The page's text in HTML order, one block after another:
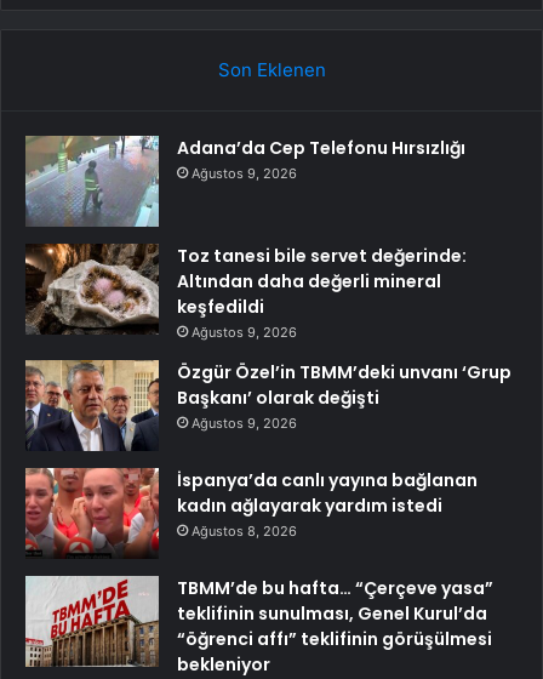
Son Eklenen
Adana’da Cep Telefonu Hırsızlığı
Ağustos 9, 2026
Toz tanesi bile servet değerinde:
Altından daha değerli mineral
keşfedildi
Ağustos 9, 2026
Özgür Özel’in TBMM’deki unvanı ‘Grup
Başkanı’ olarak değişti
Ağustos 9, 2026
İspanya’da canlı yayına bağlanan
kadın ağlayarak yardım istedi
Ağustos 8, 2026
TBMM’de bu hafta… “Çerçeve yasa”
teklifinin sunulması, Genel Kurul’da
“öğrenci affı” teklifinin görüşülmesi
bekleniyor